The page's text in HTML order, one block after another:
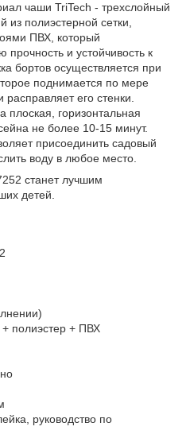
чаши TriTech - трехслойный
из полиэстерной сетки,
ПВХ, который
прочность и устойчивость к
бортов осуществляется при
поднимается по мере
его стенки.
плоская, горизонтальная
не более 10-15 минут.
присоединить садовый
воду в любое место.
станет лучшим
детей.
полиэстер + ПВХ
руководство по